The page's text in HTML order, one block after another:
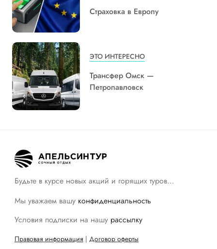
Страховка в Европу
ЭТО ИНТЕРЕСНО
Трансфер Омск —
Петропавловск
Будьте в курсе новых акций и горящих туров…
Мы уважаем вашу конфиденциальность
Условия подписки на нашу рассылку
Правовая информация | Договор оферты